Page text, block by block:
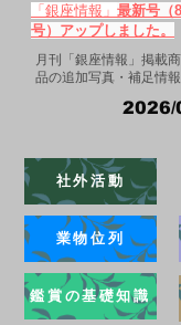
「銀座情報」 最新号（
号）アップしました。
月刊「銀座情報」掲載商
品の追加写真・補足情報
2026/
社外活動
業物位列
鑑賞の基礎知識